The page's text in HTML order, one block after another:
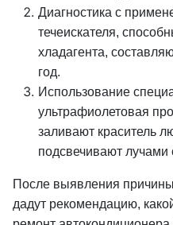
Диагностика с
течеискателя,
хладагента,
год.
Использование
ультрафиолетовая
заливают краситель
подсвечивают
После выявления
дадут рекомендацию,